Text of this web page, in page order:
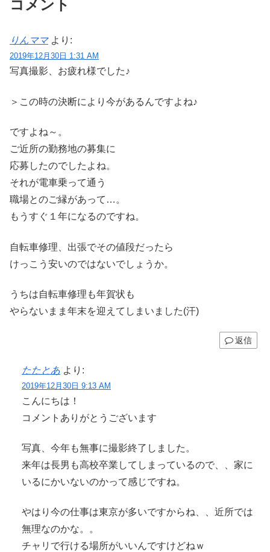
コメント
りんママ より:
2019年12月30日 1:31 AM
写真撮影、お疲れ様でした♪
＞この時の決断により今があるんですよね♪
ですよね～。
ご近所の勤務地の募集に
応募したのでしたよね。
それが電車乗って通う
職場とのご縁があって…。
もうすぐ１年になるのですね。
自転車修理、出張でその値段だったら
けっこう安いのではないでしょうか。
うちは自転車修理も年賀状も
やらないまま年末を迎えてしまいました(汗)
返信
たたとあ より:
2019年12月30日 9:13 AM
こんにちは！
コメントありがとうございます
写真、今年も無事に撮影終了しました。
来年は長男も高校卒業してしまっているので、、家に
いるにかいないのかって感じですね。
やはり今の仕事は東京が多いですからね、、近所では
無理なのかな。。
チャリで行ける場所がいいんですけどねｗ